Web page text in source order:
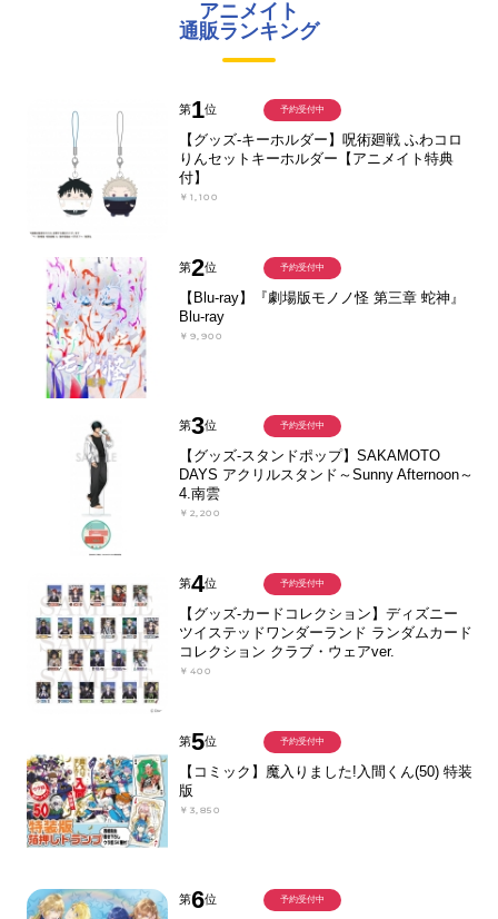
アニメイト
通販ランキング
第1位
【グッズ-キーホルダー】呪術廻戦 ふわコロ
りんセットキーホルダー【アニメイト特典
付】
￥1,100
予約受付中
第2位
【Blu-ray】『劇場版モノノ怪 第三章 蛇神』
Blu-ray
￥9,900
予約受付中
第3位
【グッズ-スタンドポップ】SAKAMOTO
DAYS アクリルスタンド～Sunny Afternoon～
4.南雲
￥2,200
予約受付中
第4位
【グッズ-カードコレクション】ディズニー
ツイステッドワンダーランド ランダムカード
コレクション クラブ・ウェアver.
￥400
予約受付中
第5位
【コミック】魔入りました!入間くん(50) 特装
版
￥3,850
予約受付中
第6位 予約受付中